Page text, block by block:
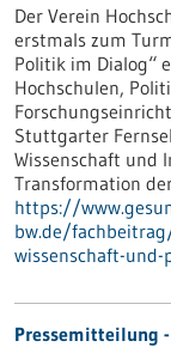
Der Verein
erstmals zum
Politik im Dialog“
Hochschulen,
Stuttgarter
Wissenschaft und
Transformation
https://
bw.de/
wissenschaft-
Pressemitteilung -